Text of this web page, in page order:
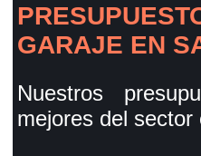
GARAJE EN
Nuestros
mejores del sector